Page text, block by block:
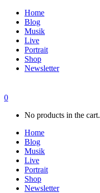
Home
Blog
Musik
Live
Portrait
Shop
Newsletter
0
No products in the cart.
Home
Blog
Musik
Live
Portrait
Shop
Newsletter